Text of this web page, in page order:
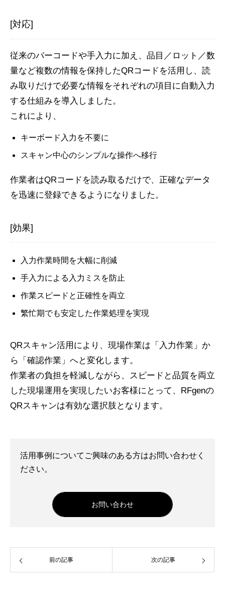
[対応]
従来のバーコードや手入力に加え、品目／ロット／数
量など複数の情報を保持したQRコードを活用し、読
み取りだけで必要な情報をそれぞれの項目に自動入力
する仕組みを導入しました。
これにより、
キーボード入力を不要に
スキャン中心のシンプルな操作へ移行
作業者はQRコードを読み取るだけで、正確なデータ
を迅速に登録できるようになりました。
[効果]
入力作業時間を大幅に削減
手入力による入力ミスを防止
作業スピードと正確性を両立
繁忙期でも安定した作業処理を実現
QRスキャン活用により、現場作業は「入力作業」か
ら「確認作業」へと変化します。
作業者の負担を軽減しながら、スピードと品質を両立
した現場運用を実現したいお客様にとって、RFgenの
QRスキャンは有効な選択肢となります。
活用事例についてご興味のある方はお問い合わせく
ださい。
お問い合わせ
前の記事 次の記事